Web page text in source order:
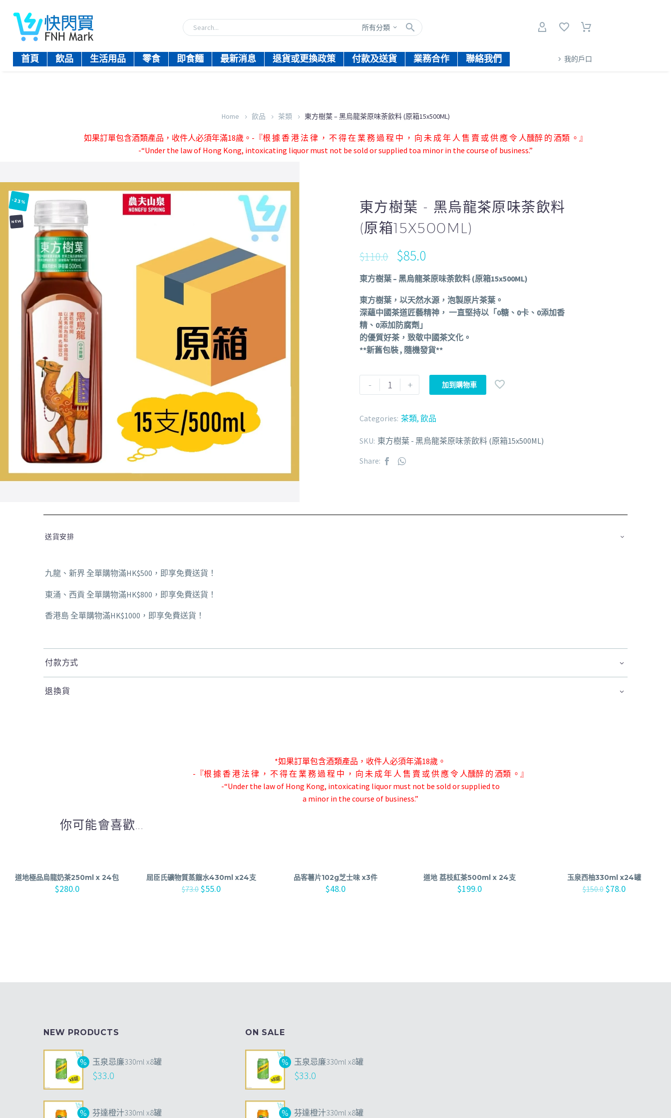
所有分類
首頁 飲品 生活用品 零食 即食麵 最新消息 退貨或更換政策 付款及送貨 業務合作 聯絡我們 我的戶口
Home 飲品 茶類 東方樹葉 – 黑烏龍茶原味荼飲料 (原箱15x500ML)
如果訂單包含酒類產品，收件人必須年滿18歲。-『根 據 香 港 法 律 ， 不 得 在 業 務 過 程 中 ， 向 未 成 年 人 售 賣 或 供 應 令 人醺醉 的 酒類 。』
-“Under the law of Hong Kong, intoxicating liquor must not be sold or supplied toa minor in the course of business.”
-23%
NEW
東方樹葉 - 黑烏龍茶原味荼飲料
(原箱15X500ML)
$110.0 $85.0
東方樹葉 – 黑烏龍茶原味荼飲料 (原箱15x500ML)
東方樹葉，以天然水源，泡製原片茶葉。
深蘊中國茶道匠藝精神， 一直堅持以「0糖、0卡、0添加香
精、0添加防腐劑」
的優質好茶，致敬中國茶文化。
**新舊包裝 , 隨機發貨**
- + 加到購物車
Categories: 茶類, 飲品
SKU: 東方樹葉 - 黑烏龍茶原味荼飲料 (原箱15x500ML)
Share:
送貨安排
九龍、新界 全單購物滿HK$500，即享免費送貨！
東涌、西貢 全單購物滿HK$800，即享免費送貨！
香港島 全單購物滿HK$1000，即享免費送貨！
付款方式
退換貨
*如果訂單包含酒類產品，收件人必須年滿18歲。
-『根 據 香 港 法 律 ， 不 得 在 業 務 過 程 中 ， 向 未 成 年 人 售 賣 或 供 應 令 人醺醉 的 酒類 。』
-“Under the law of Hong Kong, intoxicating liquor must not be sold or supplied to
a minor in the course of business.”
你可能會喜歡...
道地極品烏龍奶茶250ml x 24包
$280.0
屈臣氏礦物質蒸餾水430ml x24支
$73.0 $55.0
品客薯片102g芝士味 x3件
$48.0
道地 荔枝紅茶500ml x 24支
$199.0
玉泉西柚330ml x24罐
$150.0 $78.0
NEW PRODUCTS
玉泉忌廉330ml x8罐
$33.0
芬達橙汁330ml x8罐
ON SALE
玉泉忌廉330ml x8罐
$33.0
芬達橙汁330ml x8罐